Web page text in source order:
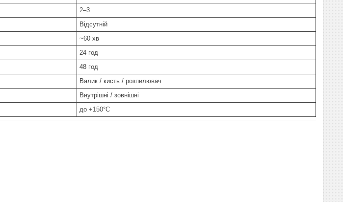
2–3
Відсутній
~60 хв
24 год
48 год
Валик / кисть / розпилювач
Внутрішні / зовнішні
до +150°C